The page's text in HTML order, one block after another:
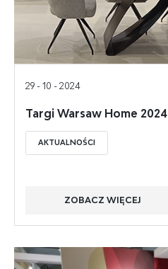
29 - 10 - 2024
Targi Warsaw Home 2024
AKTUALNOŚCI
ZOBACZ WIĘCEJ